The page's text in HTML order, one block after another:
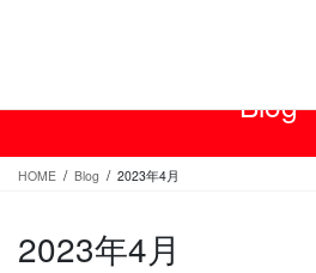
ツ
ス
シ
ン
Blog
HOME Blog 2023年4月
2023年4月